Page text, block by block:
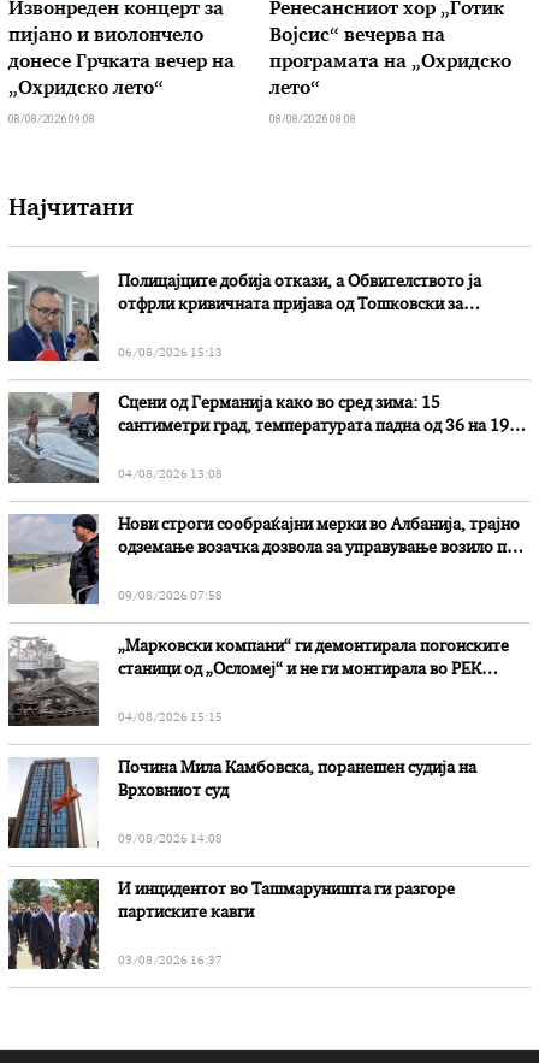
Извонреден концерт за
пијано и виолончело
донесе Грчката вечер на
„Охридско лето“
08/08/2026 09:08
Ренесансниот хор „Готик
Војсис“ вечерва на
програмата на „Охридско
лето“
08/08/2026 08:08
Најчитани
Полицајците добија откази, а Обвителството ја
отфрли кривичната пријава од Тошковски за
06/08/2026 15:13
Сцени од Германија како во сред зима: 15
сантиметри град, температурата падна од 36 на 19
04/08/2026 13:08
Нови строги сообраќајни мерки во Aлбанија, трајно
одземање возачка дозвола за управување возило под
09/08/2026 07:58
„Марковски компани“ ги демонтирала погонските
станици од „Осломеј“ и не ги монтирала во РЕК
04/08/2026 15:15
Почина Мила Камбовска, поранешен судија на
Врховниот суд
09/08/2026 14:08
И инцидентот во Ташмаруништa ги разгоре
партиските кавги
03/08/2026 16:37